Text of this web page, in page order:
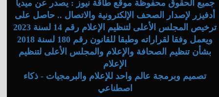
جميع الحقوق محفوظة موقع طاقة نيوز : يصدر عن ميديا
أدفيزر لإصدار الصحف الإلكترونية والاتصال .. حاصل على
ترخيص المجلس الأعلى لتنظيم الإعلام رقم 14 لسنة 2023
ويعمل وفقا لقراراته وطبقا للقانون رقم 180 لسنة 2018
بشأن تنظيم الصحافة والإعلام والمجلس الأعلى لتنظيم
الإعلام
تصميم وبرمجة عالم واحد للإعلام والبرمجيات - ذكاء
اصطناعي